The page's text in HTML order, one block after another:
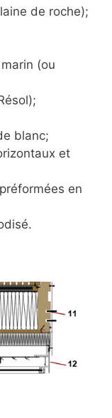
de roche);
(ou
blanc;
et
en